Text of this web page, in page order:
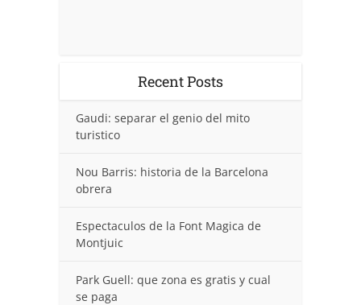
Recent Posts
Gaudi: separar el genio del mito
turistico
Nou Barris: historia de la Barcelona
obrera
Espectaculos de la Font Magica de
Montjuic
Park Guell: que zona es gratis y cual
se paga